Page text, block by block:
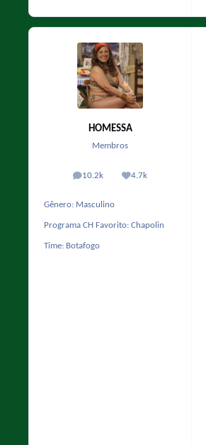
HOMESSA
Membros
10.2k
posts 4.7k
Reputação
Gênero: Masculino
Programa CH Favorito: Chapolin
Time: Botafogo